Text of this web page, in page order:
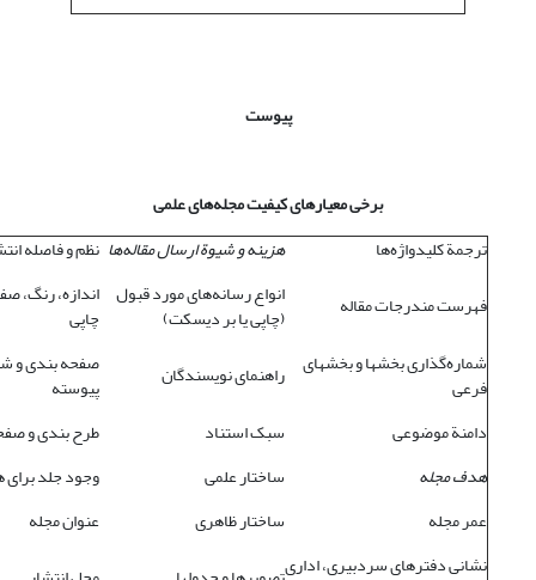
پیوست
برخی معیارهای کیفیت مجله‌های علمی
ترجمة کلیدواژه‌ها
هزینه و شیوة ارسال مقاله‌ها نظم و فاصله
فهرست مندرجات مقاله
انواع رسانه‌های مورد قبول
(چاپی یا بر دیسکت)
اندازه، رنگ،
چاپی
شماره‌گذاری بخشها و بخشهای
فرعی راهنمای نویسندگان صفحه بندی و
پیوسته
دامنة موضوعی
سبک استناد
طرح بندی و
هدف مجله
ساختار علمی
وجود جلد برای
عمر مجله
ساختار ظاهری
عنوان مجله
نشانی دفترهای سردبیری، اداری